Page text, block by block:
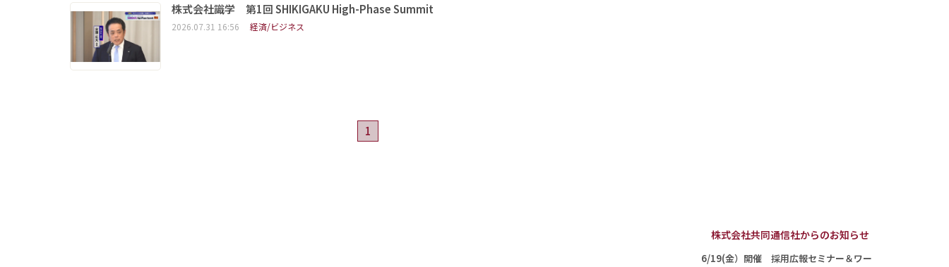
株式会社識学 第1回 SHIKIGAKU High-Phase Summit
2026.07.31 16:56 経済/ビジネス
1
株式会社共同通信社からのお知らせ
6/19(金）開催 採用広報セミナー＆ワー